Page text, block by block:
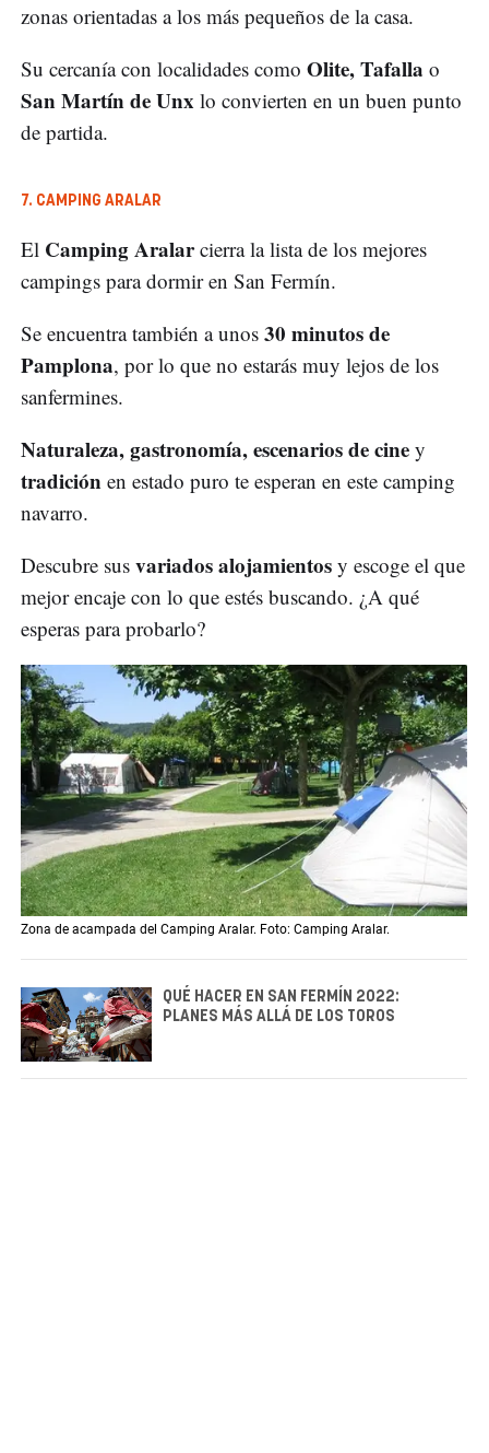
zonas orientadas a los más pequeños de la casa.
Su cercanía con localidades como Olite, Tafalla o
San Martín de Unx lo convierten en un buen punto
de partida.
7. CAMPING ARALAR
El Camping Aralarcierra la lista de los mejores
campings para dormir en San Fermín.
Se encuentra también a unos 30 minutos de
Pamplona, por lo que no estarás muy lejos de los
sanfermines.
Naturaleza, gastronomía, escenarios de cine y
tradición en estado puro te esperan en este camping
navarro.
Descubre sus variados alojamientos y escoge el que
mejor encaje con lo que estés buscando. ¿A qué
esperas para probarlo?
Zona de acampada del Camping Aralar. Foto: Camping Aralar.
QUÉ HACER EN SAN FERMÍN 2022:
PLANES MÁS ALLÁ DE LOS TOROS